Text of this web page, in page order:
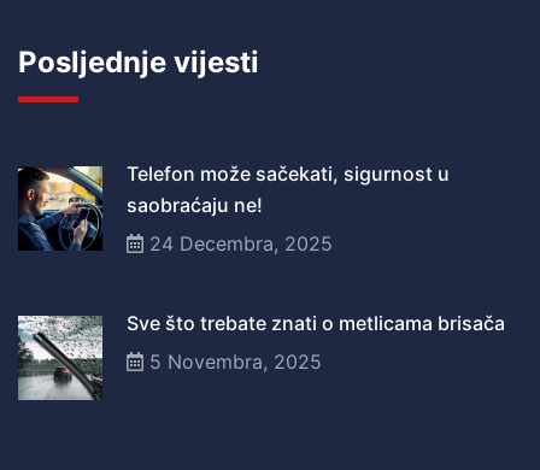
Posljednje vijesti
Telefon može sačekati, sigurnost u
saobraćaju ne!
24 Decembra, 2025
Sve što trebate znati o metlicama brisača
5 Novembra, 2025